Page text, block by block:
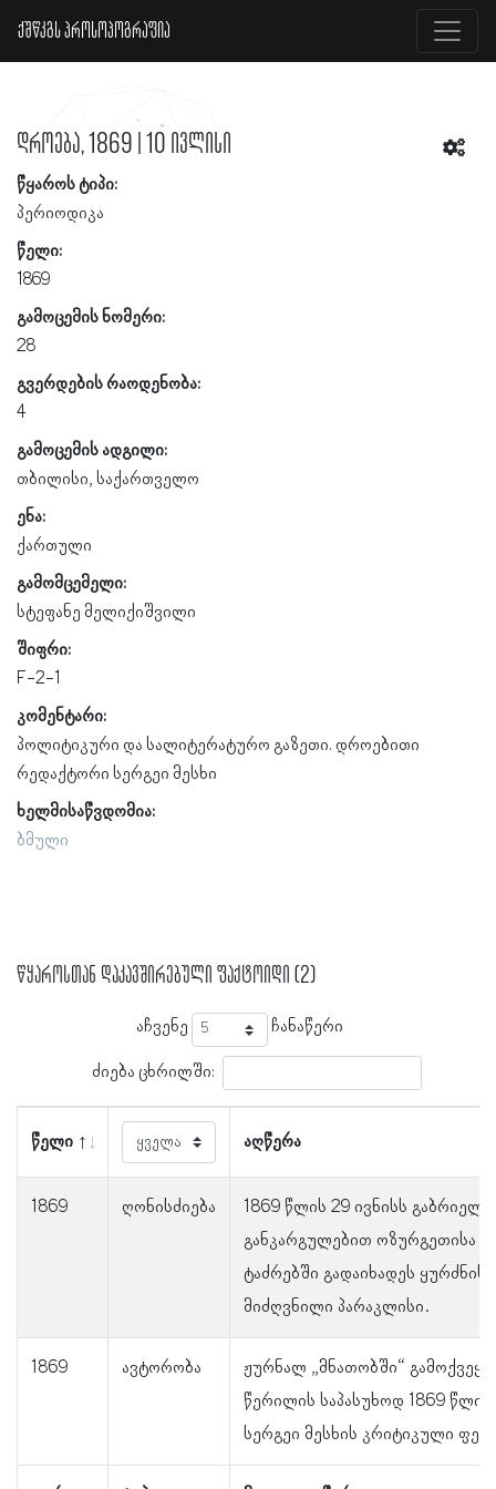
ქშწკგს პროსოპოგრაფია
დროება, 1869 | 10 ივლისი
წყაროს ტიპი:
პერიოდიკა
წელი:
1869
გამოცემის ნომერი:
28
გვერდების რაოდენობა:
4
გამოცემის ადგილი:
თბილისი, საქართველო
ენა:
ქართული
გამომცემელი:
სტეფანე მელიქიშვილი
შიფრი:
F-2-1
კომენტარი:
პოლიტიკური და სალიტერატურო გაზეთი. დროებითი
რედაქტორი სერგეი მესხი
ხელმისაწვდომია:
ბმული
წყაროსთან დაკავშირებული ფაქტოიდი (2)
აჩვენე ჩანაწერი
ძიება ცხრილში:
წელი აღწერა
1869 ღონისძიება
1869 წლის 29 ივნისს გაბრიელ
განკარგულებით ოზურგეთისა
ტაძრებში გადაიხადეს
მიძღვნილი პარაკლისი.
1869 ავტორობა
ჟურნალ „მნათობში“
წერილის საპასუხოდ 1869
სერგეი მესხის კრიტიკული